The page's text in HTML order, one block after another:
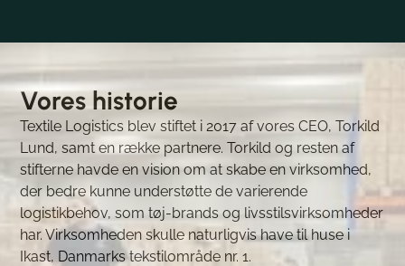
Vores historie
Textile Logistics blev stiftet i 2017 af vores CEO, Torkild
Lund, samt en række partnere. Torkild og resten af
stifterne havde en vision om at skabe en virksomhed,
der bedre kunne understøtte de varierende
logistikbehov, som tøj-brands og livsstilsvirksomheder
har. Virksomheden skulle naturligvis have til huse i
Ikast, Danmarks tekstilområde nr. 1.